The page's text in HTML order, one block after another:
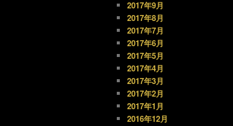
2017年9月
2017年8月
2017年7月
2017年6月
2017年5月
2017年4月
2017年3月
2017年2月
2017年1月
2016年12月